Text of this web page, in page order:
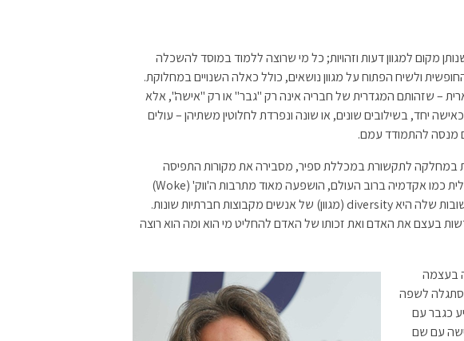
מקום למגוון דעות וזהויות; כל מי שרוצה ללמוד במוסד להשכלה
ולשיח הפתוח על מגוון נושאים, כולל כאלה השנויים במחלוקת.
– שזהותם המגדרית של חבריה אינה רק "גבר" או רק "אישה", אלא
יחד, בשילובים שונים, או שונה ונפרדת לחלוטין משתיהן – עולים
מנסה להתמודד עמם.
במחלקה לתקשורת במכללת ספיר, מסבירה את מקורות התפיסה
הליברלית היום: "האקדמיה הישראלית כמו אקדמיה ברוב העולם, הושפעה מאוד מתרבות ה'ווק' (Woke)
האמריקאית שאחת מהתכונות החשובות שלה היא diversity (מגוון) של אנשים מקבוצות חברתיות שונות.
בעצם את האדם ואת זכותו של האדם להחליט מי הוא ומה הוא רוצה
בעצמה
הסתגלה לשפה
כגבר עם
עם שם